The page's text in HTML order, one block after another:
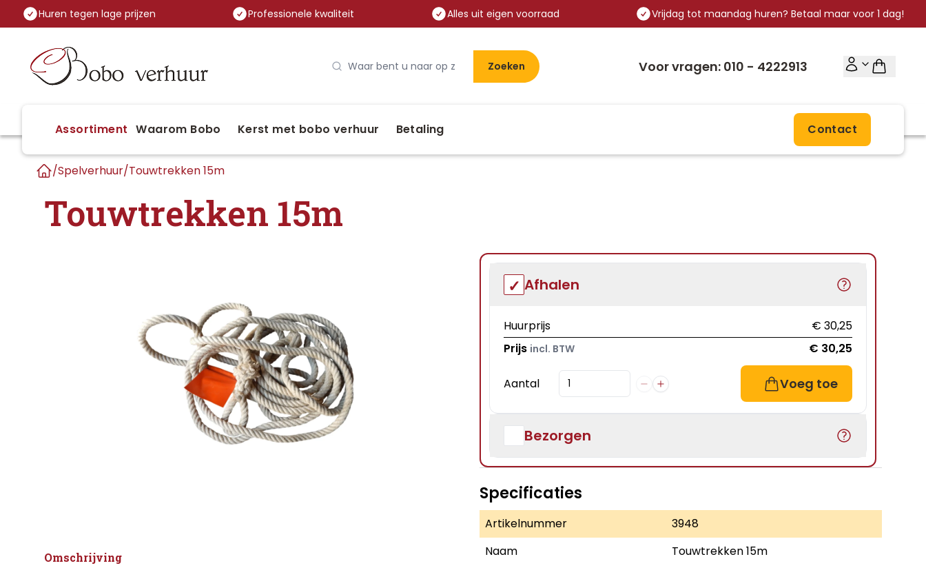
Huren tegen lage prijzen Professionele kwaliteit Alles uit eigen voorraad Vrijdag tot maandag huren? Betaal maar voor 1 dag!
Zoeken Voor vragen: 010 - 4222913
Assortiment Waarom Bobo Kerst met bobo verhuur Betaling Contact
/Spelverhuur/Touwtrekken 15m
Touwtrekken 15m
Omschrijving
Afhalen
Huurprijs
€ 30,25
Prijs incl. BTW € 30,25
Aantal Voeg toe
Bezorgen
Specificaties
Artikelnummer
3948
Naam
Touwtrekken 15m